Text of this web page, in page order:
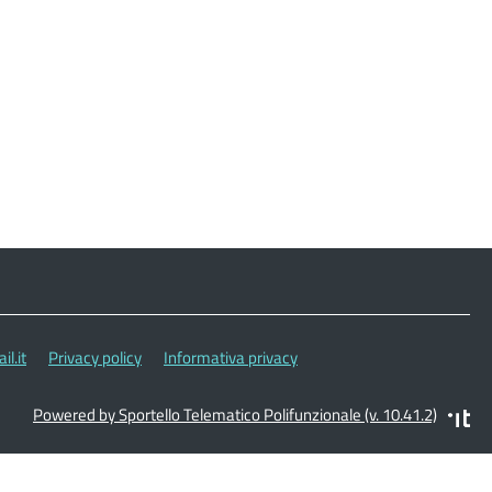
Privacy policy
Informativa privacy
Powered by Sportello Telematico Polifunzionale (v. 10.41.2)